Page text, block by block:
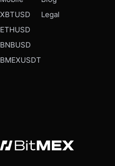
XBTUSD
ETHUSD
BNBUSD
BMEXUSDT
Legal